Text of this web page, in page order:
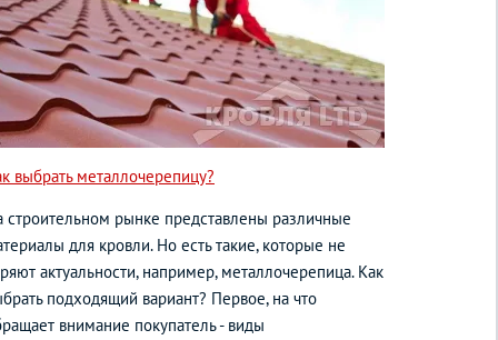
выбрать металлочерепицу?
строительном рынке представлены различные
для кровли. Но есть такие, которые не
актуальности, например, металлочерепица. Как
подходящий вариант? Первое, на что
внимание покупатель - виды